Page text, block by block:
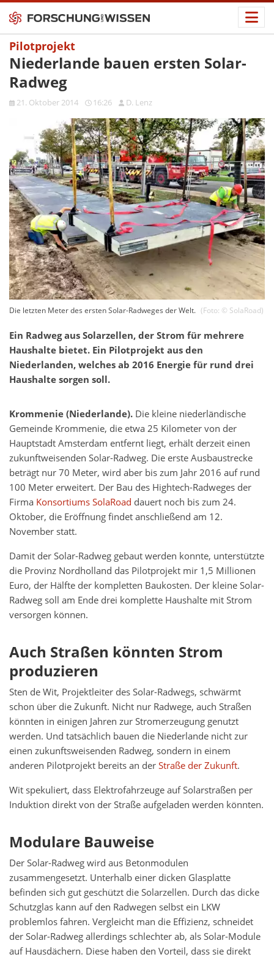
Pilotprojekt
Niederlande bauen ersten Solar-
Radweg
21. Oktober 2014 16:26 D. Lenz
Die letzten Meter des ersten Solar-Radweges der Welt. (Foto: © SolaRoad)
Ein Radweg aus Solarzellen, der Strom für mehrere
Haushalte bietet. Ein Pilotprojekt aus den
Niederlanden, welches ab 2016 Energie für rund drei
Haushalte sorgen soll.
Krommenie (Niederlande). Die kleine niederländische
Gemeinde Krommenie, die etwa 25 Kilometer von der
Hauptstadt Amsterdam entfernt liegt, erhält derzeit einen
zukunftweisenden Solar-Radweg. Die erste Ausbaustrecke
beträgt nur 70 Meter, wird aber bis zum Jahr 2016 auf rund
100 Meter erweitert. Der Bau des Hightech-Radweges der
Firma Konsortiums SolaRoad dauert noch bis zum 24.
Oktober, die Eröffnung findet anschließend am 12.
November statt.
Damit der Solar-Radweg gebaut werden konnte, unterstützte
die Provinz Nordholland das Pilotprojekt mir 1,5 Millionen
Euro, der Hälfte der kompletten Baukosten. Der kleine Solar-
Radweg soll am Ende drei komplette Haushalte mit Strom
versorgen können.
Auch Straßen könnten Strom
produzieren
Sten de Wit, Projektleiter des Solar-Radwegs, schwärmt
schon über die Zukunft. Nicht nur Radwege, auch Straßen
könnten in einigen Jahren zur Stromerzeugung genutzt
werden. Und tatsächlich bauen die Niederlande nicht zur
einen zukunftsweisenden Radweg, sondern in einem
anderen Pilotprojekt bereits an derStraße der Zukunft.
Wit spekuliert, dass Elektrofahrzeuge auf Solarstraßen per
Induktion direkt von der Straße aufgeladen werden könnten.
Modulare Bauweise
Der Solar-Radweg wird aus Betonmodulen
zusammengesetzt. Unterhalb einer dicken Glasplatte
befinden sich gut geschützt die Solarzellen. Durch das dicke
Schutzglas kann auf den Radwegen selbst ein LKW
problemlos fahren. Vergleicht man die Effizienz, schneidet
der Solar-Radweg allerdings schlechter ab, als Solar-Module
auf Hausdächern. Diese haben den Vorteil, dass sie direkt